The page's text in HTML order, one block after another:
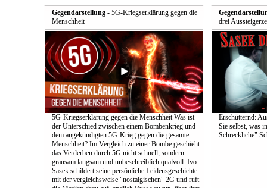
Gegendarstellung- 5G-Kriegserklärung gegen die
Menschheit
5G-Kriegserklärung gegen die Menschheit Was ist
der Unterschied zwischen einem Bombenkrieg und
dem angekündigten 5G-Krieg gegen die gesamte
Menschheit? Im Vergleich zu einer Bombe geschieht
das Verderben durch 5G nicht schnell, sondern
grausam langsam und unbeschreiblich qualvoll. Ivo
Sasek schildert seine persönliche Leidensgeschichte
mit der vergleichsweise "nostalgischen" 2G und ruft
drei
Erschütternd:
Sie selbst, was
Schreckliche"